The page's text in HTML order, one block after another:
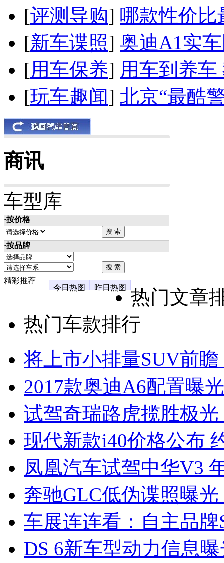
[评测导购] 哪款性价比
[新车谍照] 奥迪A1实
[用车保养] 用车到养
[玩车趣闻] 北京“最酷
商讯
车型库
·按价格
·按品牌
精彩推荐
今日热图
昨日热图
热门文章
热门车款排行
将上市小排量SUV前
2017款奥迪A6配置曝
试驾奇瑞路虎揽胜极
现代新款i40价格公布
凤凰汽车试驾中华V3
奔驰GLC低伪谍照曝
车展连连看：自主品牌
DS 6新车型动力信息